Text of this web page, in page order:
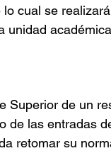
cual se
unidad
Superior de un
de las entradas
retomar su